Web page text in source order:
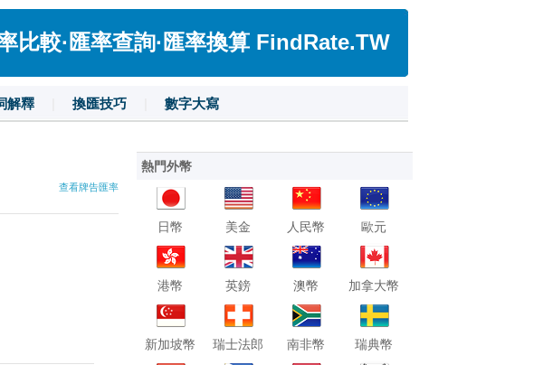
比較·匯率查詢·匯率換算 FindRate.TW
解釋 換匯技巧 數字大寫
查看牌告匯率
熱門外幣
日幣 美金 人民幣 歐元
港幣 英鎊 澳幣 加拿大幣
新加坡幣 瑞士法郎 南非幣 瑞典幣